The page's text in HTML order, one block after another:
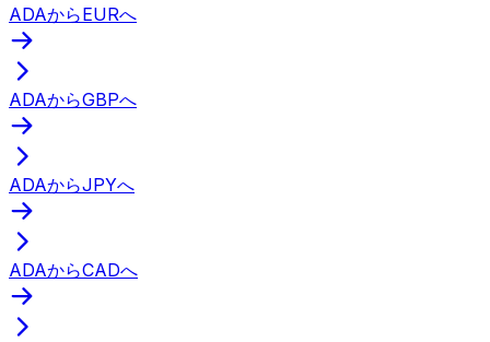
ADAからEURへ
ADAからGBPへ
ADAからJPYへ
ADAからCADへ